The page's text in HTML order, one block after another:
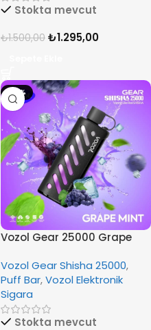
Stokta mevcut
₺1.500,00 ₺1.295,00
-14%
Vozol Gear 25000 Grape
Vozol Gear Shisha 25000,
Puff Bar,Vozol Elektronik
Sigara
Stokta mevcut